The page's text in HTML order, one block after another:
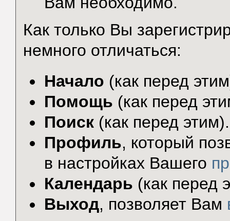
Как только Вы
немного отличаться:
Начало (как перед
Помощь (как перед
Поиск (как перед этим).
Профиль, который
в настройках Вашего
Календарь (как перед
Выход, позволяет Вам